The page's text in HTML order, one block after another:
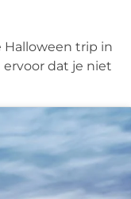
Halloween trip in
ervoor dat je niet